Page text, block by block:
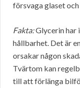
försvaga glaset
Fakta:Glycerin har
hållbarhet. Det är
orsakar någon
Tvärtom kan
till att förlänga